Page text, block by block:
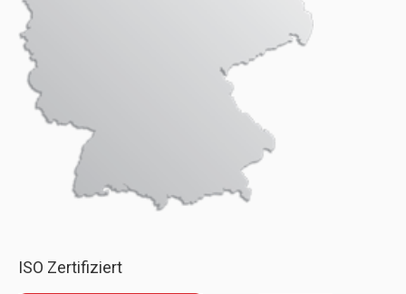
ISO Zertifiziert